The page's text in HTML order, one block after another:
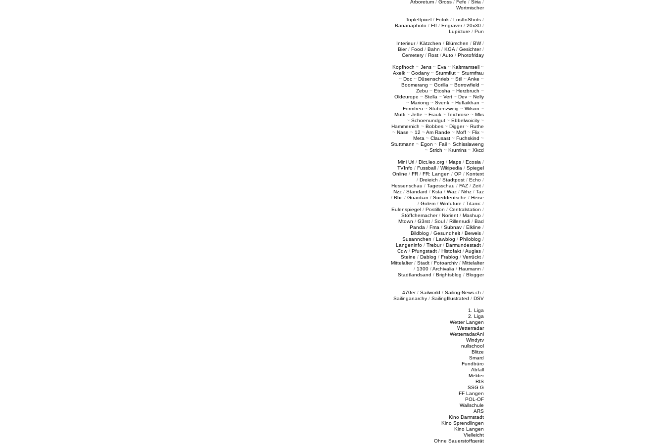
Arboretum / Gross / Fefe / Siria /
Wortmischer
Topleftpixel / Fotok / LostInShots /
Bananaphoto / Fff / Engraver/ 20x30 /
Lupicture / Pun
Interieur/ Kätzchen / Blümchen / BW/
Bier/ Food / Bahn / KGA / Gesichter/
Cemetery / Rost /Auto / Photofriday
Kopfhoch ~ Jens ~ Eva ~ Kaltmamsell ~
Axelk ~ Godany ~ Sturmflut ~ Sturmfrau
~ Doc ~ Düsenschrieb ~ Stil ~Anke ~
Boomerang ~ Gorilla ~ Borrowfield ~
Zebu ~ Etosha ~ Herzbruch ~
Oldeurope ~ Stella ~ Vert ~ Dev ~ Nelly
~ Mariong ~ Svenk ~ Huflaikhan ~
Formfreu ~ Stubenzweig ~ Wilson ~
Mutti ~ Jette ~ Frauk ~ Teichrose ~ Mks
~ Schoenundgut ~ Ebbelwoicity ~
Hammernich ~ Bobbes ~ Digger~ Ruthe
~ Nase ~ 12 ~Am Rande ~ Moff ~ Flix ~
Meta ~ Clausast ~ Fuchskind ~
Stuttmann ~ Egon ~ Fail ~ Schisslaweng
~ Strich ~ Krumins ~ Xkcd
Mini Url / Dict.leo.org / Maps / Ecosia /
TVInfo / Fussball / Wikipedia / Spiegel
Online / FR / FR: Langen / OP / Kontext
/ Dreieich / Stadtpost / Echo /
Hessenschau / Tagesschau / FAZ / Zeit /
Nzz / Standard / Ksta / Waz / Nrhz / Taz
/ Bbc / Guardian / Sueddeutsche / Heise
/ Golem / Winfuture / Titanic /
Eulenspiegel / Postillon / Centralstation /
Stöffchemacher/ Norient / Mashup /
Mtown / G3rst / Soul / Rillenrudi / Bad
Panda / Fma / Subnav / Elkline /
Bildblog / Gesundheit / Beweis /
Susannchen / Lawblog / Philoblog /
Langeninfo / Trebur/ Darmundestadt /
Cdw/ Pfungstadt / Histofakt /Augias /
Steine / Dablog / Frablog / Verrückt /
Mittelalter/ Stadt / Fotoarchiv / Mittelalter
/ 1300 /Archivalia / Haumann /
Stadtlandsand / Brightsblog / Blogger
470er/ Sailworld / Sailing-News.ch /
Sailinganarchy / SailingIllustrated / DSV
1. Liga
2. Liga
Wetter Langen
Wetterradar
WetterradarAni
Windytv
nullschool
Blitze
Smard
Fundbüro
Abfall
Melder
RIS
SSG G
FF Langen
POL-OF
Wallschule
ARS
Kino Darmstadt
Kino Sprendlingen
Kino Langen
Vielleicht
Ohne Sauerstoffgerät